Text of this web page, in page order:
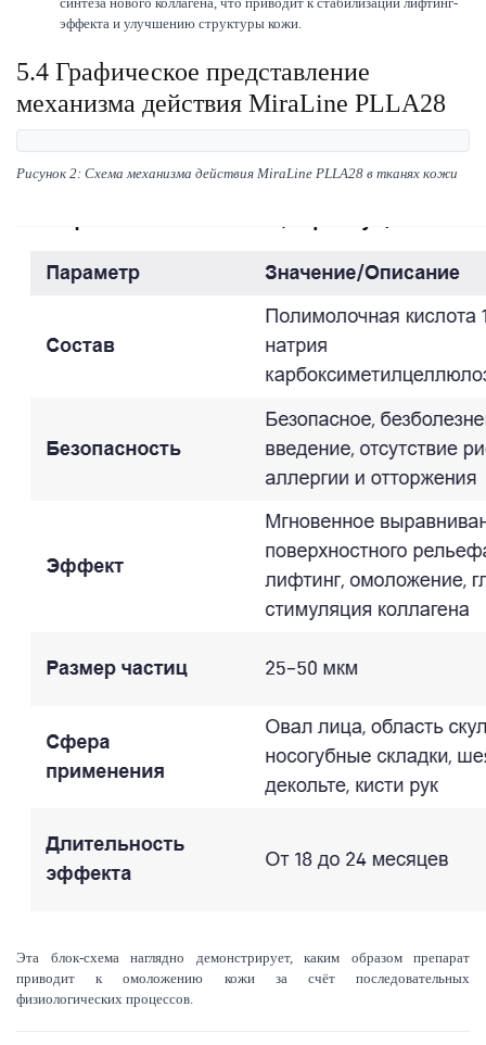
эффекта и улучшению структуры кожи.
5.4 Графическое представление
механизма действия MiraLine PLLA28
Рисунок 2: Схема механизма действия MiraLine PLLA28 в тканях кожи
Эта блок-схема наглядно демонстрирует, каким образом препарат
приводит к омоложению кожи за счёт последовательных
физиологических процессов.